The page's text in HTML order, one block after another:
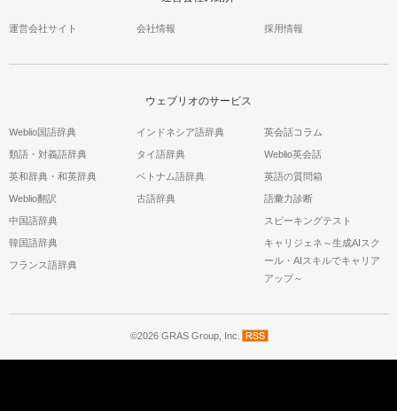
運営会社サイト 会社情報 採用情報
ウェブリオのサービス
Weblio国語辞典
類語・対義語辞典
英和辞典・和英辞典
Weblio翻訳
中国語辞典
韓国語辞典
フランス語辞典
インドネシア語辞典
タイ語辞典
ベトナム語辞典
古語辞典
英会話コラム
Weblio英会話
英語の質問箱
語彙力診断
スピーキングテスト
キャリジェネ～生成AIスク
ール・AIスキルでキャリア
アップ～
©2026 GRAS Group, Inc.